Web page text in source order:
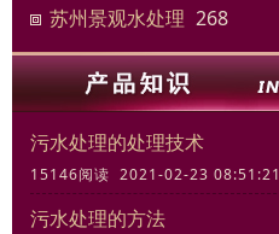
苏州景观水处理 268
污水处理的处理技术
15146阅读 2021-02-23 08:51:21
污水处理的方法